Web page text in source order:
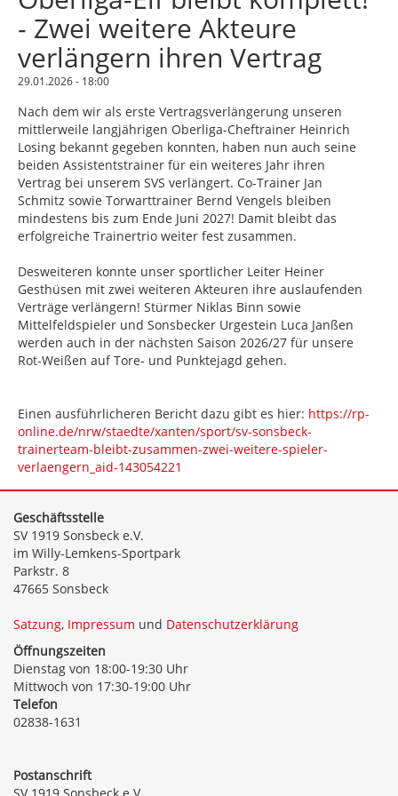
- Zwei weitere Akteure
verlängern ihren Vertrag
29.01.2026 - 18:00
Nach dem wir als erste Vertragsverlängerung unseren
mittlerweile langjährigen Oberliga-Cheftrainer Heinrich
Losing bekannt gegeben konnten, haben nun auch seine
beiden Assistentstrainer für ein weiteres Jahr ihren
Vertrag bei unserem SVS verlängert. Co-Trainer Jan
Schmitz sowie Torwarttrainer Bernd Vengels bleiben
mindestens bis zum Ende Juni 2027! Damit bleibt das
erfolgreiche Trainertrio weiter fest zusammen.
Desweiteren konnte unser sportlicher Leiter Heiner
Gesthüsen mit zwei weiteren Akteuren ihre auslaufenden
Verträge verlängern! Stürmer Niklas Binn sowie
Mittelfeldspieler und Sonsbecker Urgestein Luca Janßen
werden auch in der nächsten Saison 2026/27 für unsere
Rot-Weißen auf Tore- und Punktejagd gehen.
Einen ausführlicheren Bericht dazu gibt es hier: https://rp-
online.de/nrw/staedte/xanten/sport/sv-sonsbeck-
trainerteam-bleibt-zusammen-zwei-weitere-spieler-
verlaengern_aid-143054221
Geschäftsstelle
SV 1919 Sonsbeck e.V.
im Willy-Lemkens-Sportpark
Parkstr. 8
47665 Sonsbeck
Satzung, Impressum und Datenschutzerklärung
Öffnungszeiten
Dienstag von 18:00-19:30 Uhr
Mittwoch von 17:30-19:00 Uhr
Telefon
02838-1631
Postanschrift